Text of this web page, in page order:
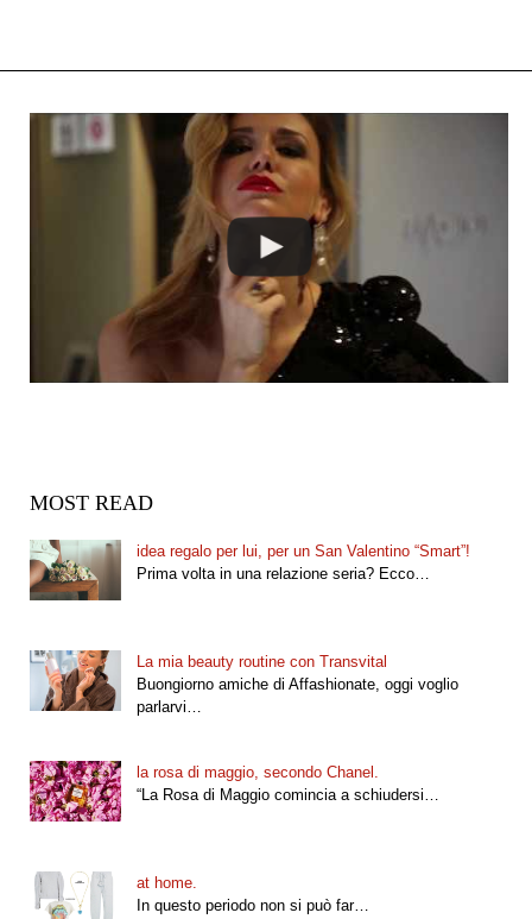
MOST READ
idea regalo per lui, per un San Valentino “Smart”!
Prima volta in una relazione seria? Ecco…
La mia beauty routine con Transvital
Buongiorno amiche di Affashionate, oggi voglio
parlarvi…
la rosa di maggio, secondo Chanel.
“La Rosa di Maggio comincia a schiudersi…
at home.
In questo periodo non si può far…